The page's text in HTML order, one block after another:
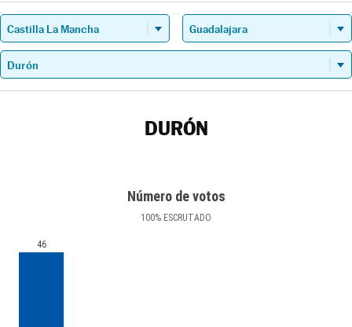
DURÓN
Número de votos
100% ESCRUTADO
46